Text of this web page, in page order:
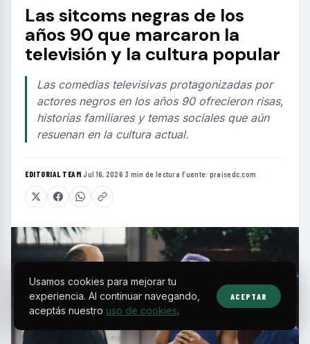
Las sitcoms negras de los
años 90 que marcaron la
televisión y la cultura popular
Las comedias televisivas protagonizadas por
actores negros en los años 90 ofrecieron risas,
historias familiares y temas sociales que aún
resuenan en la cultura actual.
EDITORIAL TEAM·Jul 16, 2026·3 min de lectura·Fuente: praisedc.com
Usamos cookies para mejorar tu
experiencia. Al continuar navegando,
aceptás nuestro uso de cookies.
ACEPTAR